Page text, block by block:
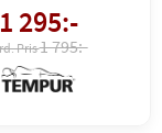
1 295:-
1 795:-